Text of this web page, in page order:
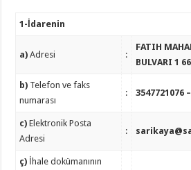
1-İdarenin
a) Adresi :
FATIH
BULVARI 1
b) Telefon ve faks
numarası
: 3547721076
c) Elektronik Posta
Adresi
:
ç) İhale dokümanının